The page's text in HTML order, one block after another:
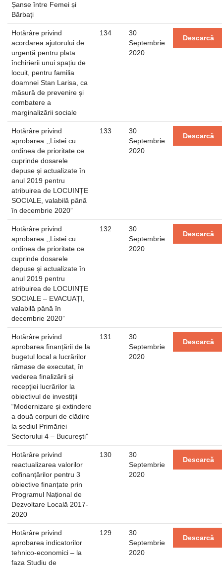
Șanse între Femei și
Bărbați
Hotărâre privind
acordarea ajutorului de
urgență pentru plata
închirierii unui spațiu de
locuit, pentru familia
doamnei Stan Larisa, ca
măsură de prevenire și
combatere a
marginalizării sociale
134
30
Septembrie
2020
Descarcă
Hotărâre privind
aprobarea ,,Listei cu
ordinea de prioritate ce
cuprinde dosarele
depuse și actualizate în
anul 2019 pentru
atribuirea de LOCUINȚE
SOCIALE, valabilă până
în decembrie 2020”
133
30
Septembrie
2020
Descarcă
Hotărâre privind
aprobarea ,,Listei cu
ordinea de prioritate ce
cuprinde dosarele
depuse și actualizate în
anul 2019 pentru
atribuirea de LOCUINȚE
SOCIALE – EVACUAȚI,
valabilă până în
decembrie 2020”
132
30
Septembrie
2020
Descarcă
Hotărâre privind
aprobarea finanțării de la
bugetul local a lucrărilor
rămase de executat, în
vederea finalizării și
recepției lucrărilor la
obiectivul de investiții
“Modernizare și extindere
a două corpuri de clădire
la sediul Primăriei
Sectorului 4 – București”
131
30
Septembrie
2020
Descarcă
Hotărâre privind
reactualizarea valorilor
cofinanțărilor pentru 3
obiective finanțate prin
Programul Național de
Dezvoltare Locală 2017-
2020
130
30
Septembrie
2020
Descarcă
Hotărâre privind
aprobarea indicatorilor
tehnico-economici – la
faza Studiu de
129
30
Septembrie
2020
Descarcă